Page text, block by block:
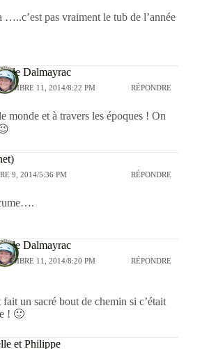
pas vraiment le tub de l’année
Dalmayrac
11, 2014/8:22 PM RÉPONDRE
monde et à travers les époques ! On
9, 2014/5:36 PM RÉPONDRE
Dalmayrac
11, 2014/8:20 PM RÉPONDRE
un sacré bout de chemin si c’était
! 🙂
et Philippe